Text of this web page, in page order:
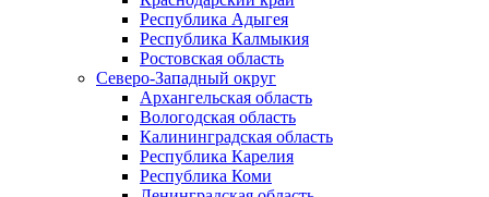
Республика Адыгея
Республика Калмыкия
Ростовская область
Северо-Западный округ
Архангельская область
Вологодская область
Калининградская область
Республика Карелия
Республика Коми